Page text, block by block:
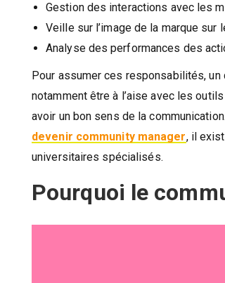
Gestion des interactions avec les
Veille sur l’image de la marque sur
Analyse des performances des
Pour assumer ces responsabilités,
notamment être à l’aise avec les
avoir un bon sens de la
devenir community manager, il
universitaires spécialisés.
Pourquoi le